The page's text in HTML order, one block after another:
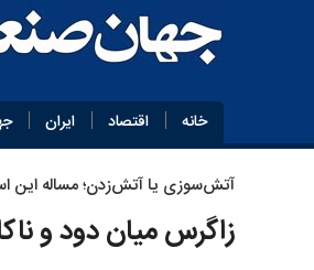
خانه اقتصاد ایران
آتش‌سوزی یا آتش‌زدن؛ مساله این
زاگرس میان دود و